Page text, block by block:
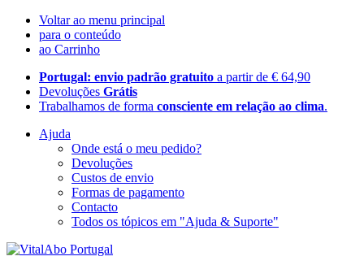
Voltar ao menu principal
para o conteúdo
ao Carrinho
Portugal: envio padrão gratuito a partir de € 64,90
Devoluções Grátis
Trabalhamos de forma consciente em relação ao clima.
Ajuda
Onde está o meu pedido?
Devoluções
Custos de envio
Formas de pagamento
Contacto
Todos os tópicos em "Ajuda & Suporte"